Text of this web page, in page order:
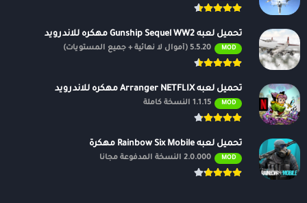
تحميل لعبه Gunship Sequel WW2 مهكره للاندرويد
MOD 5.5.20 (أموال لا نهائية + جميع المستويات)
تحميل لعبه Arranger NETFLIX مهكره للاندرويد
MOD 1.1.15 النسخة كاملة
تحميل لعبه Rainbow Six Mobile مهكرة
MOD 2.0.000 النسخة المدفوعة مجانًا